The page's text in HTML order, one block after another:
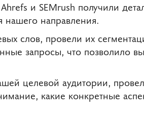
и SEMrush получили
нашего направления.
слов, провели их
запросы, что позволило
целевой аудитории,
какие конкретные